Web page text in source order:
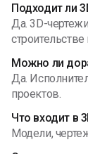
Подходит ли
Да. 3D-
Можно ли
Да.
проектов.
Что входит в
Модели,